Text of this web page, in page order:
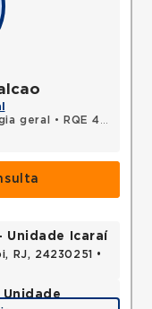
geral •
RQE 47416 - Coloproctologia
Unidade Icaraí
RJ, 24230251 •
Unidade